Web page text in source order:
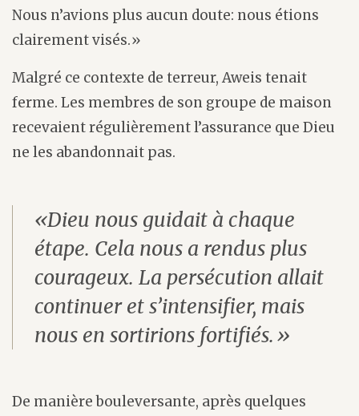
Nous n’avions plus aucun doute: nous étions
clairement visés.»
Malgré ce contexte de terreur, Aweis tenait
ferme. Les membres de son groupe de maison
recevaient régulièrement l’assurance que Dieu
ne les abandonnait pas.
«Dieu nous guidait à chaque
étape. Cela nous a rendus plus
courageux. La persécution allait
continuer et s’intensifier, mais
nous en sortirions fortifiés.»
De manière bouleversante, après quelques